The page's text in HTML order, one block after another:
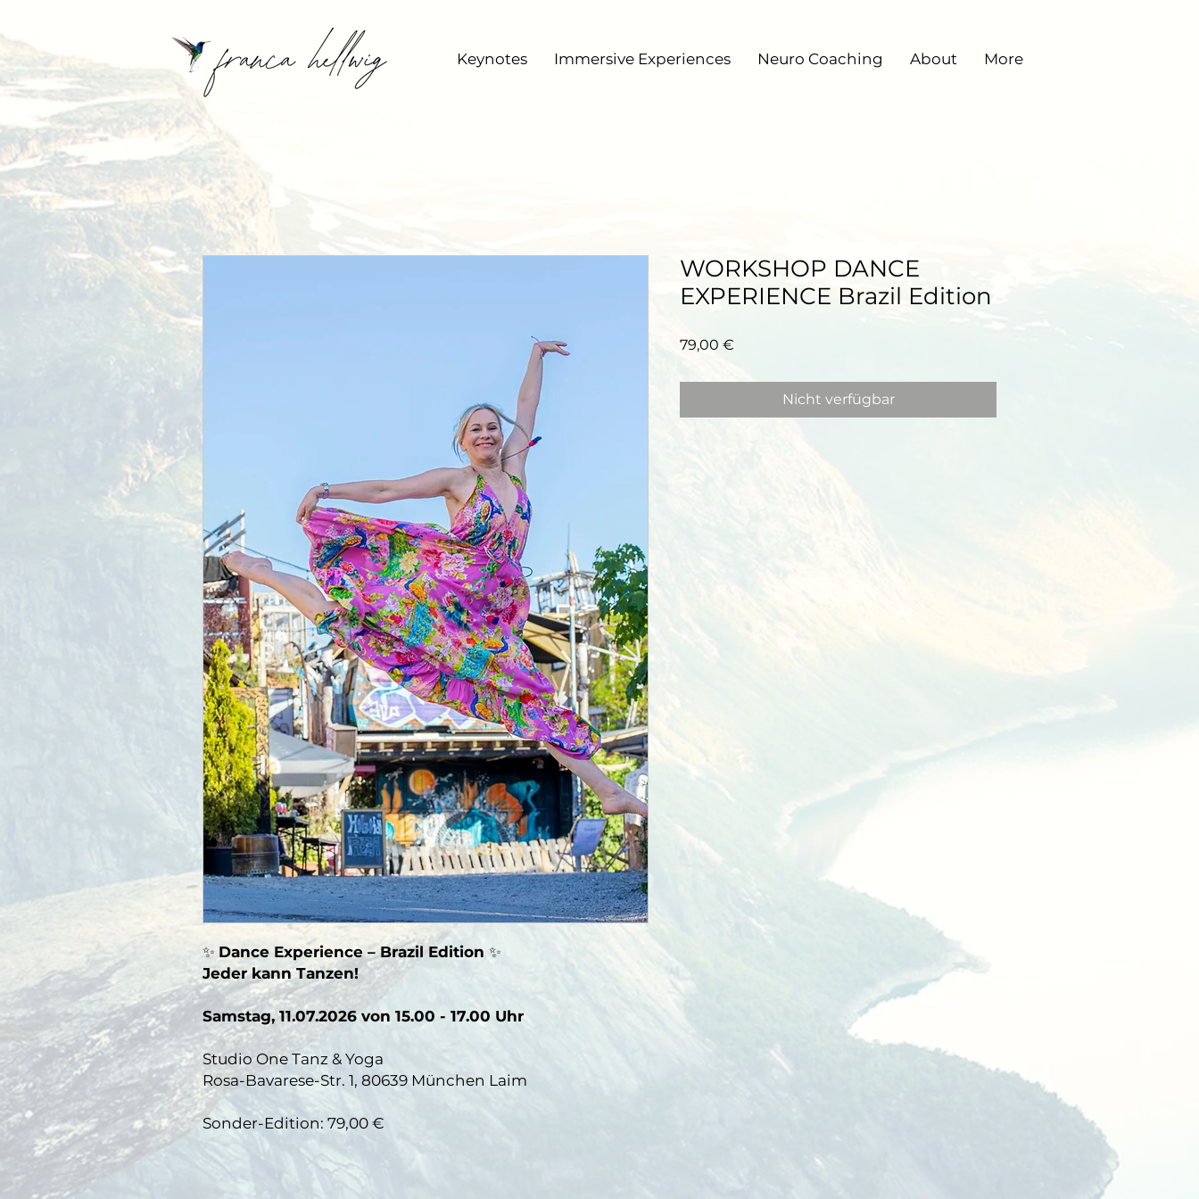
Keynotes Immersive Experiences Neuro Coaching About More
✨ Dance Experience – Brazil Edition ✨
Jeder kann Tanzen!
Samstag, 11.07.2026 von 15.00 - 17.00 Uhr
Studio One Tanz & Yoga
Rosa-Bavarese-Str. 1, 80639 München Laim
Sonder-Edition: 79,00 €
WORKSHOP DANCE
EXPERIENCE Brazil Edition
79,00 €
Nicht verfügbar